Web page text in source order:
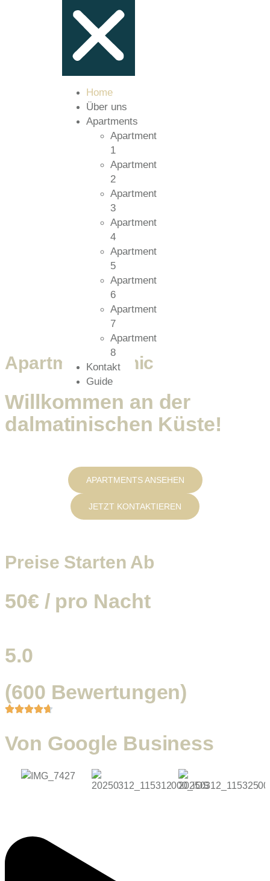
Home
Über uns
Apartments
Apartment
1
Apartment
2
Apartment
3
Apartment
4
Apartment
5
Apartment
6
Apartment
7
Apartment
8
Kontakt
Guide
Apartment Stanic
Willkommen an der
dalmatinischen Küste!
APARTMENTS ANSEHEN
JETZT KONTAKTIEREN
Preise Starten Ab
50€ / pro Nacht
5.0
(600 Bewertungen)
Von Google Business